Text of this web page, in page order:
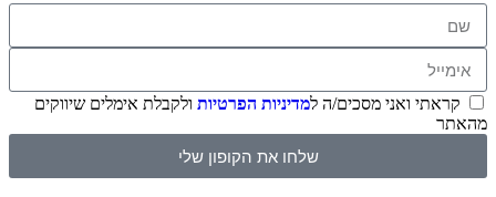
קראתי ואני מסכים/ה למדיניות הפרטיות ולקבלת אימלים שיווקים
מהאתר
שלחו את הקופון שלי